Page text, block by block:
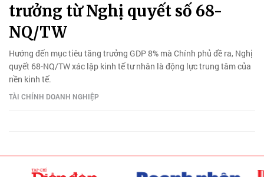
trưởng từ Nghị quyết số 68-
NQ/TW
Hướng đến mục tiêu tăng trưởng GDP 8% mà Chính phủ đề ra, Nghị
quyết 68-NQ/TW xác lập kinh tế tư nhân là động lực trung tâm của
nền kinh tế.
TÀI CHÍNH DOANH NGHIỆP